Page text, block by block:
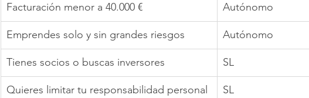
Facturación menor a 40.000 € Autónomo
Emprendes solo y sin grandes riesgos Autónomo
Tienes socios o buscas inversores SL
Quieres limitar tu responsabilidad personal SL